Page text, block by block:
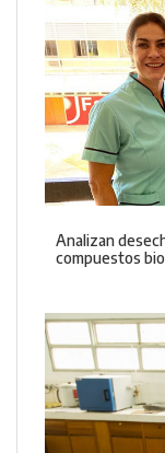
Analizan
compuestos